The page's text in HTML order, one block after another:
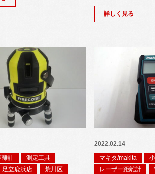
詳しく見る
離計
測定工具
足立鹿浜店 荒川区
2022.02.14
マキタ/makita
レーザー距離計